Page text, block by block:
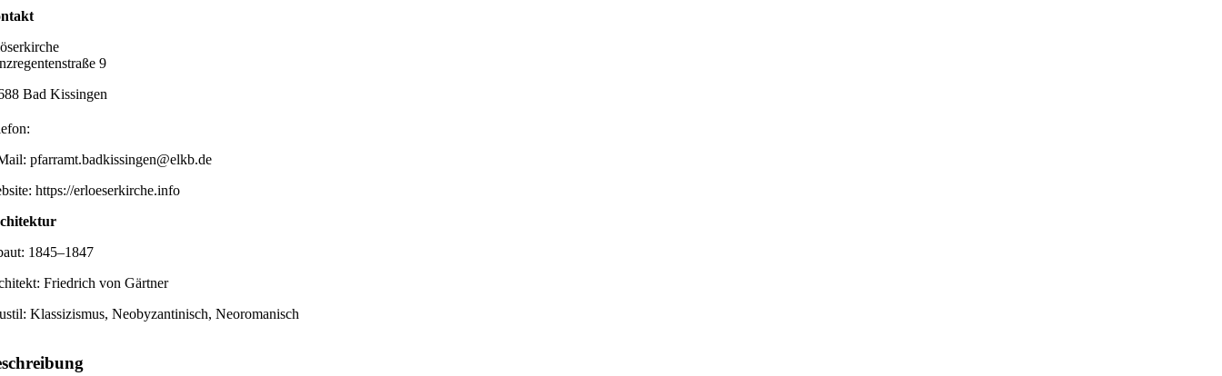
9
Bad Kissingen
pfarramt.badkissingen@elkb.de
https://erloeserkirche.info
1845–1847
Friedrich von Gärtner
Klassizismus, Neobyzantinisch, Neoromanisch